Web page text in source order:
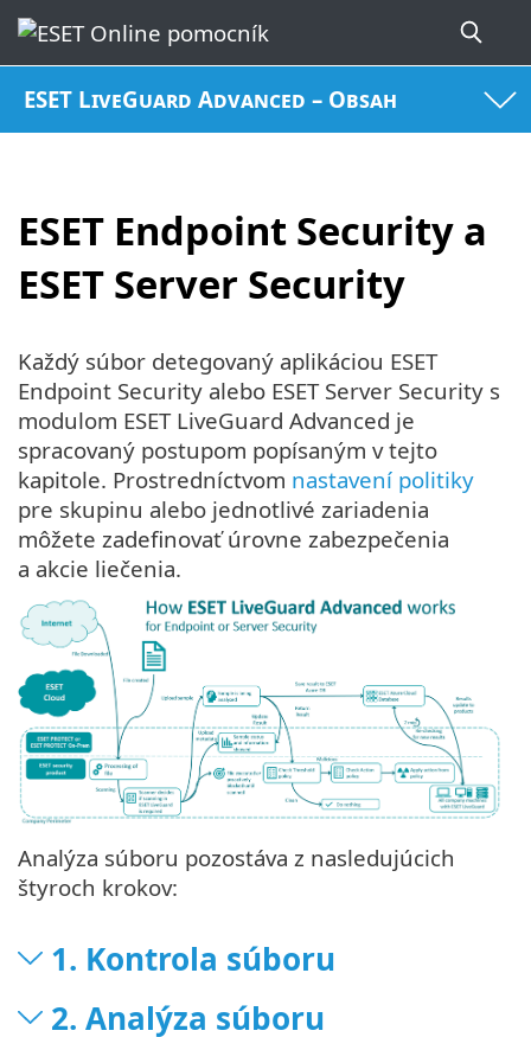
ESET LiveGuard Advanced – Obsah
ESET Endpoint Security a
ESET Server Security
Každý súbor detegovaný aplikáciou ESET
Endpoint Security alebo ESET Server Security s
modulom ESET LiveGuard Advanced je
spracovaný postupom popísaným v tejto
kapitole. Prostredníctvom nastavení politiky
pre skupinu alebo jednotlivé zariadenia
môžete zadefinovať úrovne zabezpečenia
a akcie liečenia.
Analýza súboru pozostáva z nasledujúcich
štyroch krokov:
1. Kontrola súboru
2. Analýza súboru